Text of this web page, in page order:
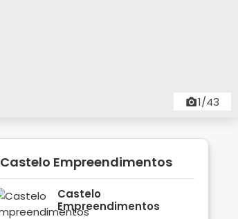
1/43
Castelo Empreendimentos
Castelo
Empreendimentos